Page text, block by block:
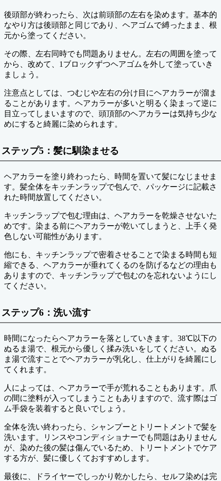
後頭部が終わったら、次は前頭部の左右を染めます。基本的
なやり方は後頭部と同じであり、ヘアゴムで縛ったまま、根
元から塗ってください。
その際、左右同時でも問題ありません。左右の周囲を塗って
から、改めて、1ブロックずつヘアゴムを外して塗っていき
ましょう。
注意点としては、つむじや左右の分け目にヘアカラーが溜ま
ることがあります。ヘアカラーが多いと明るく染まって逆に
目立ってしまいますので、頭頂部のヘアカラーは気持ち少な
めにすると綺麗に染められます。
ステップ5：髪に馴染ませる
ヘアカラーを塗り終わったら、時間を置いて髪になじませま
す。髪全体をキッチンラップで包んで、パッケージに記載さ
れた時間放置してください。
キッチンラップで包む理由は、ヘアカラーを乾燥させないた
めです。染まる前にヘアカラーが乾いてしまうと、上手く発
色しない可能性があります。
他にも、キッチンラップで密着させることで染まる時間も短
縮できる、ヘアカラーが垂れてくるのを防げるなどの理由も
ありますので、キッチンラップで包むのを忘れないようにし
てください。
ステップ6：洗い流す
時間になったらヘアカラーを落としていきます。38℃以下の
ぬるま湯で、根元から優しく揉み洗いをしてください。ぬる
ま湯で流すことでヘアカラーが乳化し、仕上がりを綺麗にし
てくれます。
人によっては、ヘアカラーで手が荒れることもあります。爪
の間に塗料が入ってしまうこともありますので、流す際はゴ
ム手袋を装着すると良いでしょう。
全体を洗い終わったら、シャンプーとトリートメントで髪を
洗います。リンスやコンディショナーでも問題はありません
が、染めた後の髪は傷んでいるため、トリートメントでケア
する方が、髪に優しくておすすめします。
最後に、ドライヤーでしっかり乾かしたら、セルフ染めは完